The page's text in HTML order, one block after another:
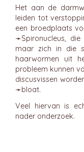
Het aan de
leiden tot
een broedplaats
➛Spironucleus, die
maar zich in die
haarwormen uit
probleem kunnen
discusvissen
➛bloat.
Veel hiervan is
nader onderzoek.